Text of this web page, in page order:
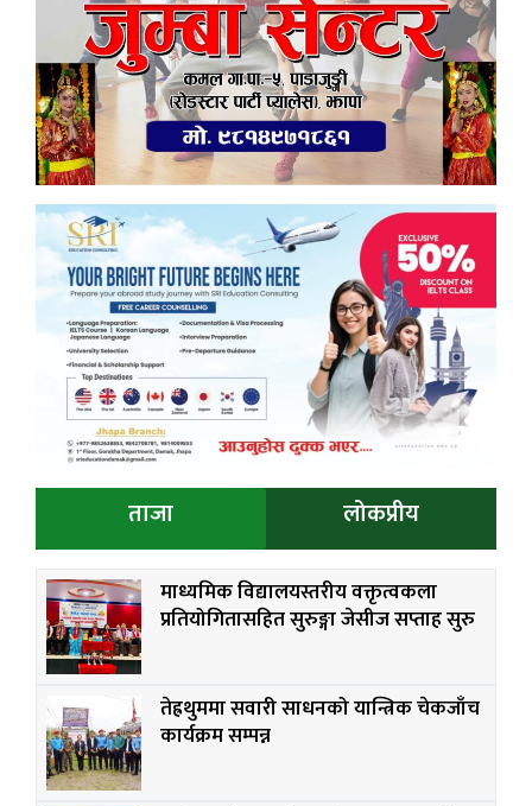
ताजा लोकप्रीय
माध्यमिक विद्यालयस्तरीय वक्तृत्वकला
प्रतियोगितासहित सुरुङ्गा जेसीज सप्ताह सुरु
तेह्रथुममा सवारी साधनको यान्त्रिक चेकजाँच
कार्यक्रम सम्पन्न